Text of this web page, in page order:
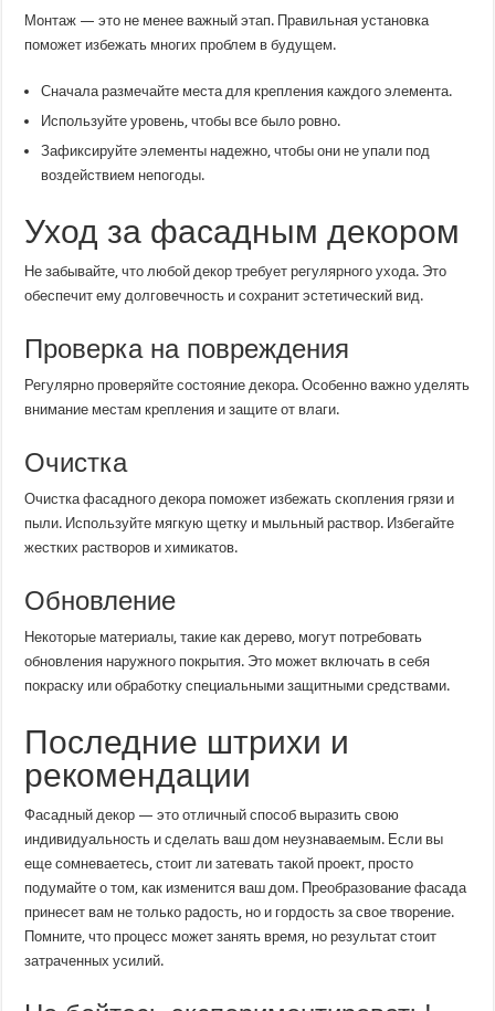
Монтаж — это не менее важный этап. Правильная установка
поможет избежать многих проблем в будущем.
Сначала размечайте места для крепления каждого элемента.
Используйте уровень, чтобы все было ровно.
Зафиксируйте элементы надежно, чтобы они не упали под
воздействием непогоды.
Уход за фасадным декором
Не забывайте, что любой декор требует регулярного ухода. Это
обеспечит ему долговечность и сохранит эстетический вид.
Проверка на повреждения
Регулярно проверяйте состояние декора. Особенно важно уделять
внимание местам крепления и защите от влаги.
Очистка
Очистка фасадного декора поможет избежать скопления грязи и
пыли. Используйте мягкую щетку и мыльный раствор. Избегайте
жестких растворов и химикатов.
Обновление
Некоторые материалы, такие как дерево, могут потребовать
обновления наружного покрытия. Это может включать в себя
покраску или обработку специальными защитными средствами.
Последние штрихи и
рекомендации
Фасадный декор — это отличный способ выразить свою
индивидуальность и сделать ваш дом неузнаваемым. Если вы
еще сомневаетесь, стоит ли затевать такой проект, просто
подумайте о том, как изменится ваш дом. Преобразование фасада
принесет вам не только радость, но и гордость за свое творение.
Помните, что процесс может занять время, но результат стоит
затраченных усилий.